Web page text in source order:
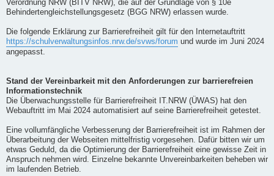
Verordnung NRW (BITV NRW), die auf der Grundlage von § 10e
Behindertengleichstellungsgesetz (BGG NRW) erlassen wurde.
Die folgende Erklärung zur Barrierefreiheit gilt für den Internetauftritt
https://schulverwaltungsinfos.nrw.de/svws/forum und wurde im Juni 2024
angepasst.
Stand der Vereinbarkeit mit den Anforderungen zur barrierefreien
Informationstechnik
Die Überwachungsstelle für Barrierefreiheit IT.NRW (ÜWAS) hat den
Webauftritt im Mai 2024 automatisiert auf seine Barrierefreiheit getestet.
Eine vollumfängliche Verbesserung der Barrierefreiheit ist im Rahmen der
Überarbeitung der Webseiten mittelfristig vorgesehen. Dafür bitten wir um
etwas Geduld, da die Optimierung der Barrierefreiheit eine gewisse Zeit in
Anspruch nehmen wird. Einzelne bekannte Unvereinbarkeiten beheben wir
im laufenden Betrieb.